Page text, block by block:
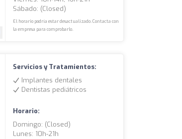
Sábado: (closed)
El horario podría estar desactualizado. Contacta con
la empresa para comprobarlo.
Servicios y Tratamientos:
Implantes dentales
Dentistas pediátricos
Horario:
Domingo: (closed)
Lunes: 10h-21h